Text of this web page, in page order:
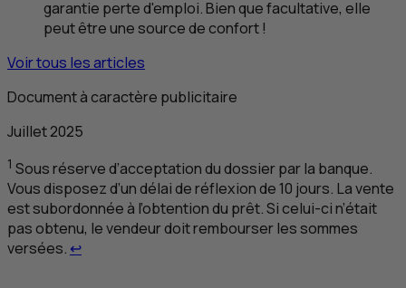
garantie perte d'emploi. Bien que facultative, elle
peut être une source de confort !
Voir tous les articles
Document à caractère publicitaire
Juillet 2025
1 Sous réserve d’acceptation du dossier par la banque.
Vous disposez d’un délai de réflexion de 10 jours. La vente
est subordonnée à l’obtention du prêt. Si celui-ci n’était
pas obtenu, le vendeur doit rembourser les sommes
versées. ↩Retour au renvoi 1